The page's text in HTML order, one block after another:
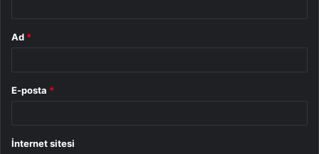
Ad *
E-posta *
İnternet sitesi